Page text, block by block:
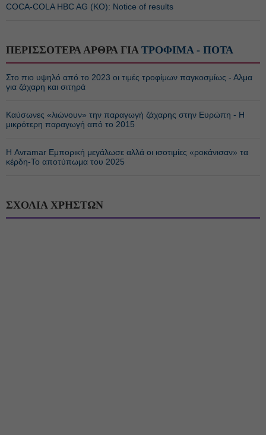
COCA-COLA HBC AG (ΚΟ): Notice of results
ΠΕΡΙΣΣΟΤΕΡΑ ΑΡΘΡΑ ΓΙΑ ΤΡΟΦΙΜΑ - ΠΟΤΑ
Στο πιο υψηλό από το 2023 οι τιμές τροφίμων παγκοσμίως - Αλμα
για ζάχαρη και σιτηρά
Καύσωνες «λιώνουν» την παραγωγή ζάχαρης στην Ευρώπη - Η
μικρότερη παραγωγή από το 2015
Η Avramar Εμπορική μεγάλωσε αλλά οι ισοτιμίες «ροκάνισαν» τα
κέρδη-Το αποτύπωμα του 2025
ΣΧΟΛΙΑ ΧΡΗΣΤΩΝ